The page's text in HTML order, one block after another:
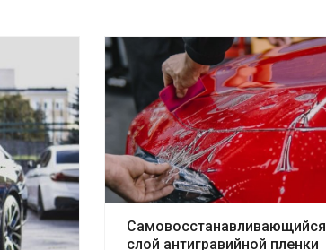
Самовосстанавливающийся
слой антигравийной пленки